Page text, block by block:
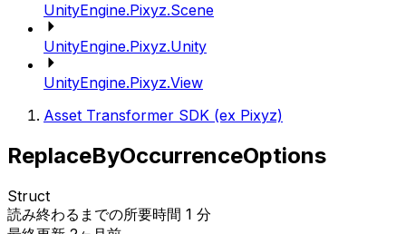
UnityEngine.Pixyz.Scene
UnityEngine.Pixyz.Unity
UnityEngine.Pixyz.View
Asset Transformer SDK (ex Pixyz)
ReplaceByOccurrenceOptions
Struct
読み終わるまでの所要時間 1 分